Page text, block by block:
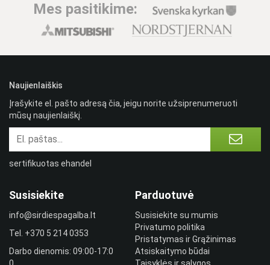
Mes pasitikime:
Susisiekite
info@sirdiespagalba.lt
Tel. +370 5 214 0353
Darbo dienomis: 09:00-17:0
0
Parduotuvė
Susisiekite su mumis
Privatumo politika
Pristatymas ir Grąžinimas
Atsiskaitymo būdai
Taisyklės ir sąlygos
Naujienlaiškis
Įrašykite el. pašto adresą čia, jeigu norite užsiprenumeruoti
mūsų naujienlaiškį.
sertifikuotas ehandel